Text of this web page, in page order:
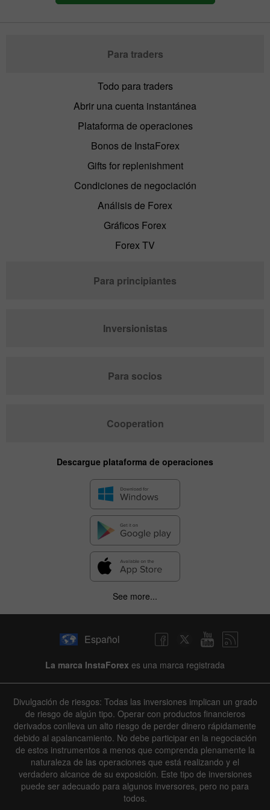
Para traders
Todo para traders
Abrir una cuenta instantánea
Plataforma de operaciones
Bonos de InstaForex
Gifts for replenishment
Condiciones de negociación
Análisis de Forex
Gráficos Forex
Forex TV
Para principiantes
Inversionistas
Para socios
Cooperation
Descargue plataforma de operaciones
See more...
Español
La marca InstaForex es una marca registrada
Divulgación de riesgos: Todas las inversiones implican un grado
de riesgo de algún tipo. Operar con productos financieros
derivados conlleva un alto riesgo de perder dinero rápidamente
debido al apalancamiento. No debe participar en la negociación
de estos instrumentos a menos que comprenda plenamente la
naturaleza de las operaciones que está realizando y el
verdadero alcance de su exposición. Este tipo de inversiones
puede ser adecuado para algunos inversores, pero no para
todos.